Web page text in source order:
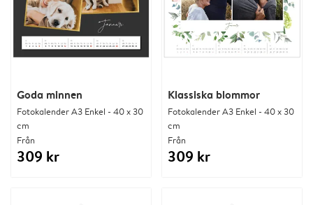
Goda minnen
Fotokalender A3 Enkel - 40 x 30
cm
Från
309 kr
Klassiska blommor
Fotokalender A3 Enkel - 40 x 30
cm
Från
309 kr